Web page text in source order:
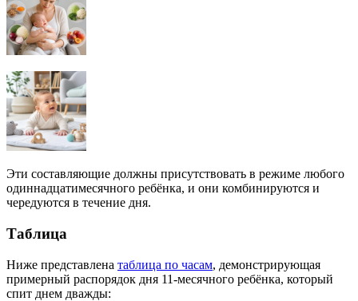
Эти составляющие должны присутствовать в режиме любого
одиннадцатимесячного ребёнка, и они комбинируются и
чередуются в течение дня.
Таблица
Ниже представлена таблица по часам, демонстрирующая
примерный распорядок дня 11-месячного ребёнка, который
спит днем дважды: